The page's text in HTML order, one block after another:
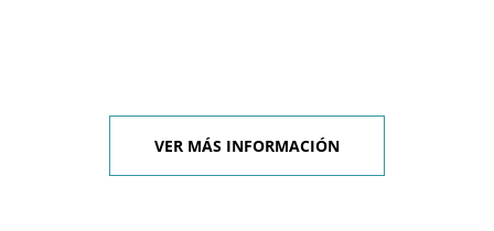
VER MÁS INFORMACIÓN